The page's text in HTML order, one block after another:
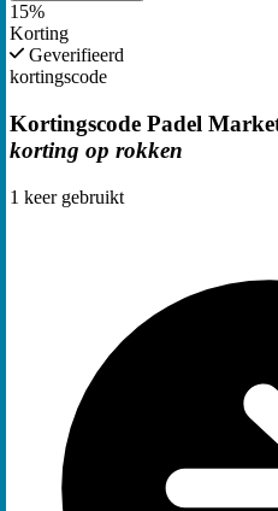
15%
Korting
Geverifieerd
kortingscode
Kortingscode Padel
korting op rokken
1 keer gebruikt